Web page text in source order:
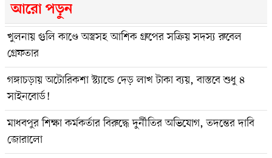
আরো পড়ুন
খুলনায় গুলি কাণ্ডে অস্ত্রসহ আশিক গ্রুপের সক্রিয় সদস্য রুবেল
গ্রেফতার
গঙ্গাচড়ায় অটোরিকশা স্ট্যান্ডে দেড় লাখ টাকা ব্যয়, বাস্তবে শুধু ৪
সাইনবোর্ড!
মাধবপুর শিক্ষা কর্মকর্তার বিরুদ্ধে দুর্নীতির অভিযোগ, তদন্তের দাবি
জোরালো